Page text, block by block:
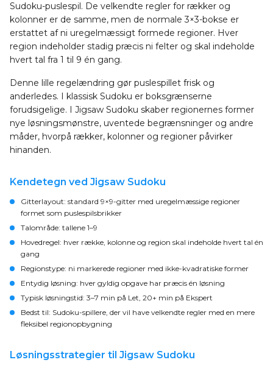
Sudoku-puslespil. De velkendte regler for rækker og
kolonner er de samme, men de normale 3×3-bokse er
erstattet af ni uregelmæssigt formede regioner. Hver
region indeholder stadig præcis ni felter og skal indeholde
hvert tal fra 1 til 9 én gang.
Denne lille regelændring gør puslespillet frisk og
anderledes. I klassisk Sudoku er boksgrænserne
forudsigelige. I Jigsaw Sudoku skaber regionernes former
nye løsningsmønstre, uventede begrænsninger og andre
måder, hvorpå rækker, kolonner og regioner påvirker
hinanden.
Kendetegn ved Jigsaw Sudoku
Gitterlayout: standard 9×9-gitter med uregelmæssige regioner
formet som puslespilsbrikker
Talområde: tallene 1–9
Hovedregel: hver række, kolonne og region skal indeholde hvert tal én
gang
Regionstype: ni markerede regioner med ikke-kvadratiske former
Entydig løsning: hver gyldig opgave har præcis én løsning
Typisk løsningstid: 3–7 min på Let, 20+ min på Ekspert
Bedst til: Sudoku-spillere, der vil have velkendte regler med en mere
fleksibel regionopbygning
Løsningsstrategier til Jigsaw Sudoku